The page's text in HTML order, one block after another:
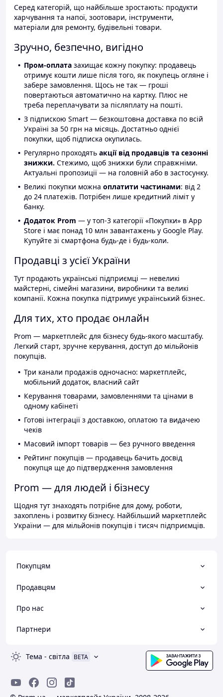
Серед категорій, що найбільше зростають: продукти
харчування та напої, зоотовари, інструменти,
матеріали для ремонту, будівельні товари.
Зручно, безпечно, вигідно
Пром-оплата захищає кожну покупку: продавець
отримує кошти лише після того, як покупець огляне і
забере замовлення. Щось не так — гроші
повертаються автоматично на картку. Плюс не
треба переплачувати за післяплату на пошті.
З підпискою Smart — безкоштовна доставка по всій
Україні за 50 грн на місяць. Достатньо однієї
покупки, щоб підписка окупилась.
Регулярно проходять акції від продавців та сезонні
знижки. Стежимо, щоб знижки були справжніми.
Актуальні пропозиції — на головній або в застосунку.
Великі покупки можна оплатити частинами: від 2
до 24 платежів. Потрібен лише кредитний ліміт у
банку.
Додаток Prom — у топ-3 категорії «Покупки» в App
Store і має понад 10 млн завантажень у Google Play.
Купуйте зі смартфона будь-де і будь-коли.
Продавці з усієї України
Тут продають українські підприємці — невеликі
майстерні, сімейні магазини, виробники та великі
компанії. Кожна покупка підтримує український бізнес.
Для тих, хто продає онлайн
Prom — маркетплейс для бізнесу будь-якого масштабу.
Легкий старт, зручне керування, доступ до мільйонів
покупців.
Три канали продажів одночасно: маркетплейс,
мобільний додаток, власний сайт
Керування товарами, замовленнями та цінами в
одному кабінеті
Готові інтеграції з доставкою, оплатою та видачею
чеків
Масовий імпорт товарів — без ручного введення
Рейтинг покупців — продавець бачить досвід
покупця ще до підтвердження замовлення
Prom — для людей і бізнесу
Щодня тут знаходять потрібне для дому, роботи,
захоплень і розвитку бізнесу. Найбільший маркетплейс
України — для мільйонів покупців і тисяч підприємців.
Покупцям
Продавцям
Про нас
Партнери
Тема - світла BETA